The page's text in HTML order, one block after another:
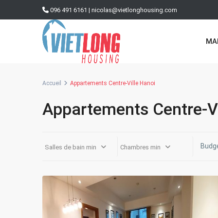
096 491 6161 | nicolas@vietlonghousing.com
Accueil Appartements Centre-Ville Hanoi
Appartements Centre-
Salles de bain min Chambres min
Hoan